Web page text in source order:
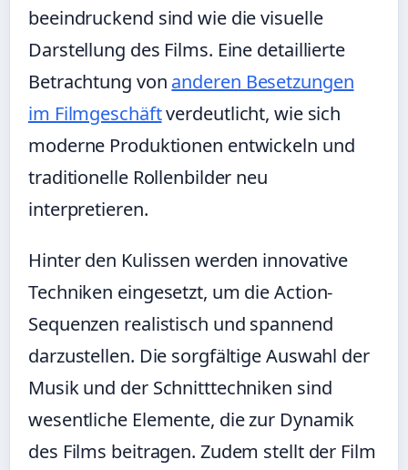
beeindruckend sind wie die visuelle
Darstellung des Films. Eine detaillierte
Betrachtung von anderen Besetzungen
im Filmgeschäftverdeutlicht, wie sich
moderne Produktionen entwickeln und
traditionelle Rollenbilder neu
interpretieren.
Hinter den Kulissen werden innovative
Techniken eingesetzt, um die Action-
Sequenzen realistisch und spannend
darzustellen. Die sorgfältige Auswahl der
Musik und der Schnitttechniken sind
wesentliche Elemente, die zur Dynamik
des Films beitragen. Zudem stellt der Film